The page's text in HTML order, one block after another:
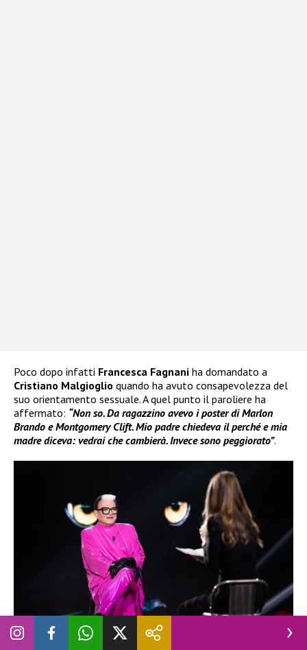
Poco dopo infatti Francesca Fagnani ha domandato a
Cristiano Malgioglio quando ha avuto consapevolezza del
suo orientamento sessuale. A quel punto il paroliere ha
affermato: “Non so. Da ragazzino avevo i poster di Marlon
Brando e Montgomery Clift. Mio padre chiedeva il perché e mia
madre diceva: vedrai che cambierà. Invece sono peggiorato”.